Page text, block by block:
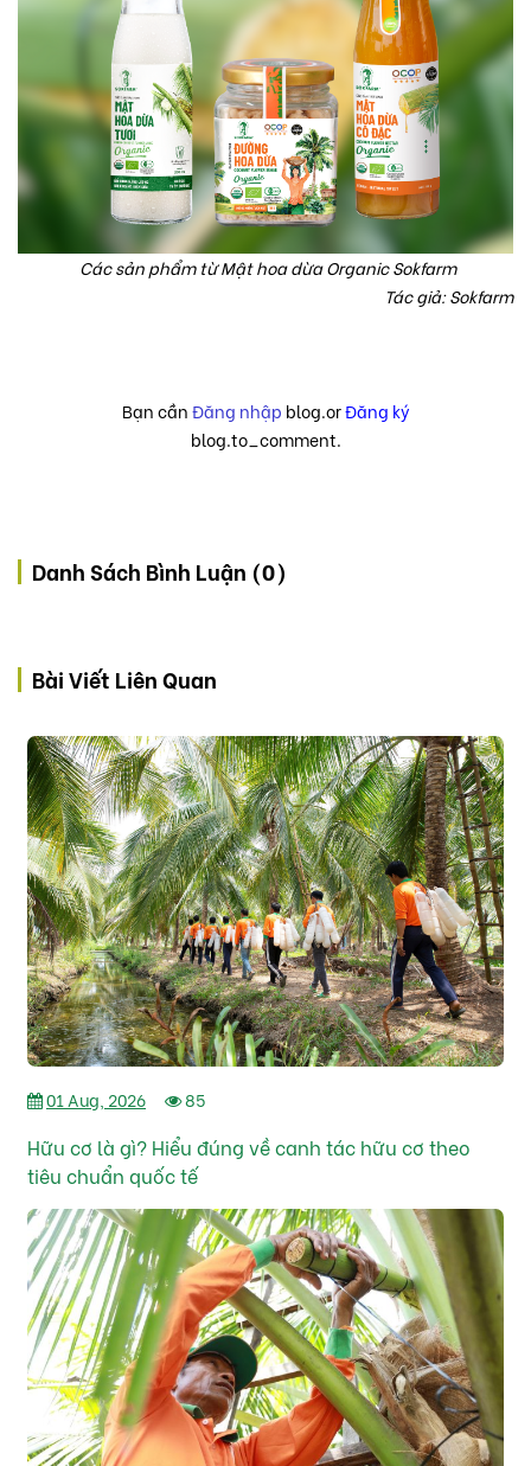
Các sản phẩm từ Mật hoa dừa Organic Sokfarm
Tác giả: Sokfarm
Bạn cầnĐăng nhập blog.orĐăng ký
blog.to_comment.
Danh Sách Bình Luận (0)
Bài Viết Liên Quan
01 Aug, 2026 85
Hữu cơ là gì? Hiểu đúng về canh tác hữu cơ theo
tiêu chuẩn quốc tế